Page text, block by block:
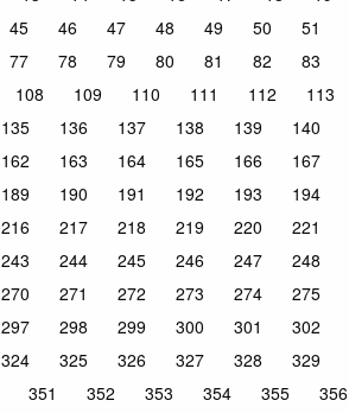
45 46 47 48 49 50 51
77 78 79 80 81 82 83
108 109 110 111 112 113
135 136 137 138 139 140
162 163 164 165 166 167
189 190 191 192 193 194
216 217 218 219 220 221
243 244 245 246 247 248
270 271 272 273 274 275
297 298 299 300 301 302
324 325 326 327 328 329
351 352 353 354 355 356